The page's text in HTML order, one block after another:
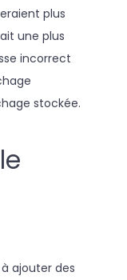
plus
une plus
incorrect
stockée.
ajouter des